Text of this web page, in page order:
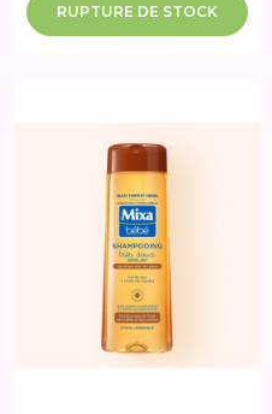
RUPTURE DE STOCK